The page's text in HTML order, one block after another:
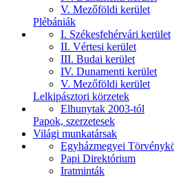
V. Mezőföldi kerület
Plébániák
I. Székesfehérvári kerület
II. Vértesi kerület
III. Budai kerület
IV. Dunamenti kerület
V. Mezőföldi kerület
Lelkipásztori körzetek
Elhunytak 2003-tól
Papok, szerzetesek
Világi munkatársak
Egyházmegyei
Papi Direktórium
Iratminták